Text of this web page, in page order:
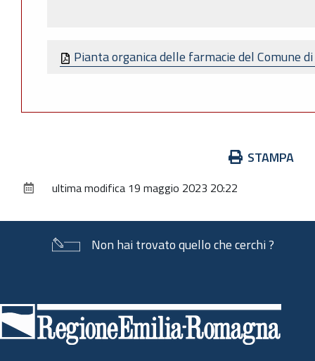
Pianta organica delle farmacie del Comune
documento
STAMPA
ultima modifica 19 maggio 2023 20:22
Non hai trovato quello che cerchi ?
di
pagina